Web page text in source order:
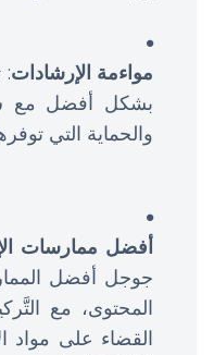
مواءمة الإرشادات:
بشكل أفضل مع
والحماية التي
أفضل ممارسات
جوجل أفضل
المحتوى، مع
القضاء على مواد